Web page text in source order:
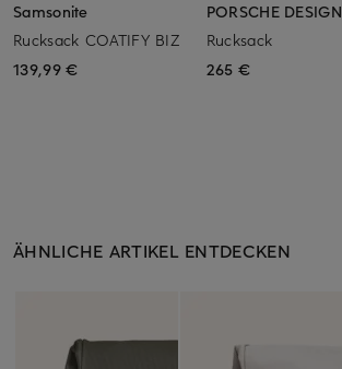
Samsonite
Rucksack COATIFY BIZ
139,99 €
PORSCHE DESIGN
Rucksack
265 €
ÄHNLICHE ARTIKEL ENTDECKEN